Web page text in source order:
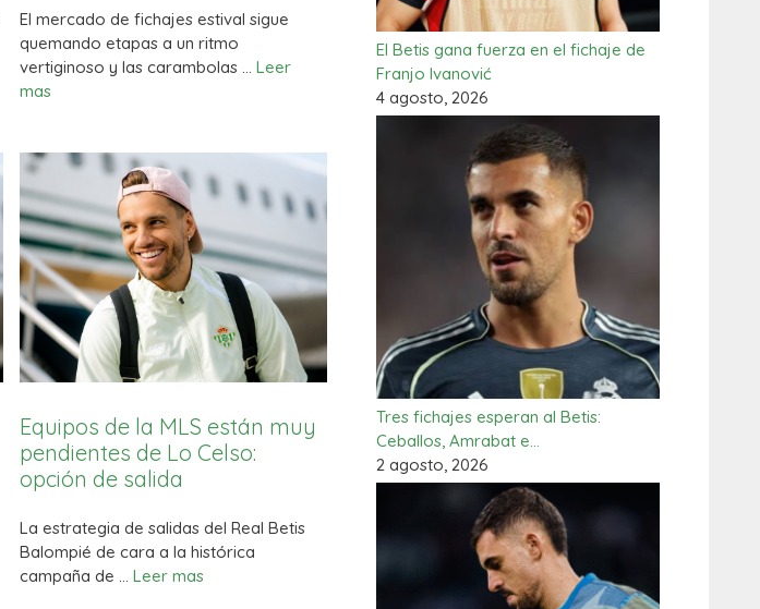
El mercado de fichajes estival sigue
quemando etapas a un ritmo
vertiginoso y las carambolas …Leer
mas
Equipos de la MLS están muy
pendientes de Lo Celso:
opción de salida
La estrategia de salidas del Real Betis
Balompié de cara a la histórica
campaña de …Leer mas
El Betis gana fuerza en el fichaje de
Franjo Ivanović
4 agosto, 2026
Tres fichajes esperan al Betis:
Ceballos, Amrabat e…
2 agosto, 2026